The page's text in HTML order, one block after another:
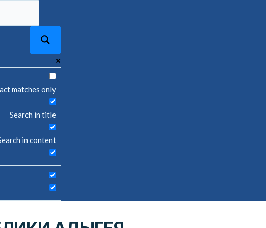
matches only
Search in title
in content